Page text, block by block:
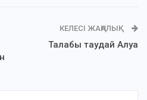
КЕЛЕСІ ЖАҢАЛЫҚ
Талабы таудай Алуа